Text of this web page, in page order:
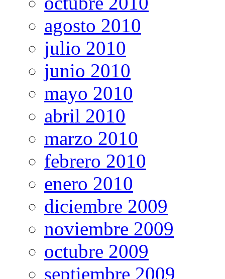
agosto 2010
julio 2010
junio 2010
mayo 2010
abril 2010
marzo 2010
febrero 2010
enero 2010
diciembre 2009
noviembre 2009
octubre 2009
septiembre 2009